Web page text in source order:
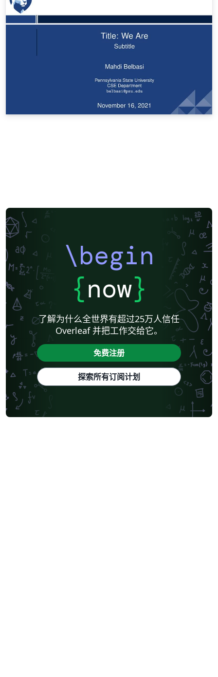
\begin
{now}
了解为什么全世界有超过25万人信任
Overleaf 并把工作交给它。
免费注册
探索所有订阅计划